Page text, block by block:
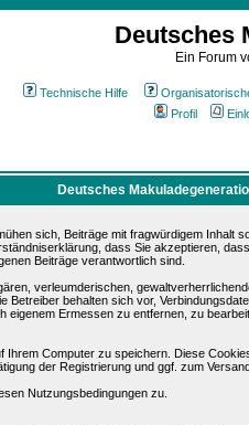
Deutsches
Ein Forum
Technische Hilfe
Profil
Deutsches
sich, Beiträge mit fragwürdigem
dass Sie akzeptieren,
Beiträge verantwortlich sind.
verleumderischen,
Betreiber behalten sich vor,
eigenem Ermessen zu entfernen, zu
Computer zu speichern. Diese
der Registrierung und ggf. zum
Nutzungsbedingungen zu.